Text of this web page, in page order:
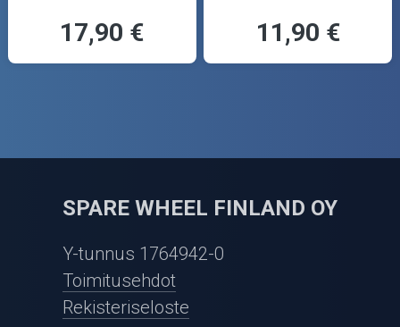
17,90 € 11,90 €
SPARE WHEEL FINLAND OY
Y-tunnus 1764942-0
Toimitusehdot
Rekisteriseloste